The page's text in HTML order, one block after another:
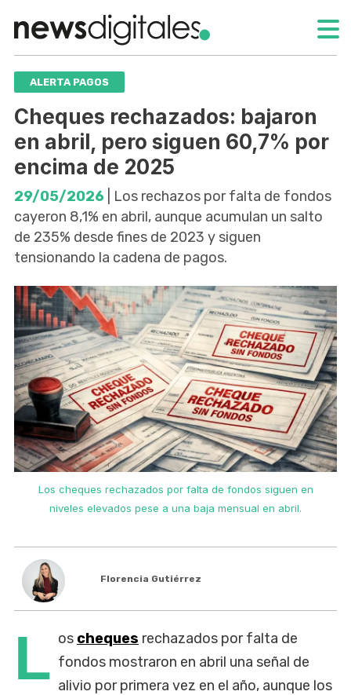
ALERTA PAGOS
Cheques rechazados: bajaron
en abril, pero siguen 60,7% por
encima de 2025
29/05/2026 | Los rechazos por falta de fondos
cayeron 8,1% en abril, aunque acumulan un salto
de 235% desde fines de 2023 y siguen
tensionando la cadena de pagos.
Los cheques rechazados por falta de fondos siguen en
niveles elevados pese a una baja mensual en abril.
Florencia Gutiérrez
L os cheques rechazados por falta de
fondos mostraron en abril una señal de
alivio por primera vez en el año, aunque los